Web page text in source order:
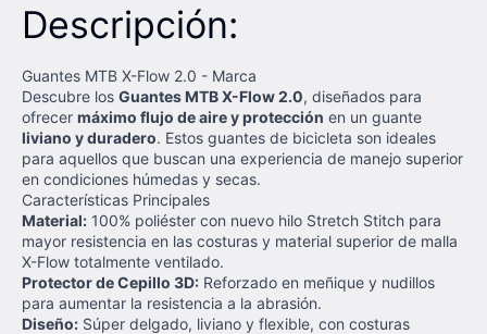
Descripción:
Guantes MTB X-Flow 2.0 - Marca
Descubre los Guantes MTB X-Flow 2.0, diseñados para
ofrecer máximo flujo de aire y protección en un guante
liviano y duradero. Estos guantes de bicicleta son ideales
para aquellos que buscan una experiencia de manejo superior
en condiciones húmedas y secas.
Características Principales
Material: 100% poliéster con nuevo hilo Stretch Stitch para
mayor resistencia en las costuras y material superior de malla
X-Flow totalmente ventilado.
Protector de Cepillo 3D: Reforzado en meñique y nudillos
para aumentar la resistencia a la abrasión.
Diseño: Súper delgado, liviano y flexible, con costuras